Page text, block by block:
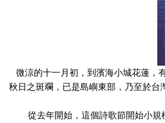
微涼的十一月初，到濱海小城花蓮，
秋日之斑斕，已是島嶼東部，乃至於台
從去年開始，這個詩歌節開始小規